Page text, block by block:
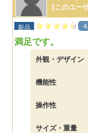
[このユー
新品
満足です。
外観・デザイン
機能性
操作性
サイズ・重量